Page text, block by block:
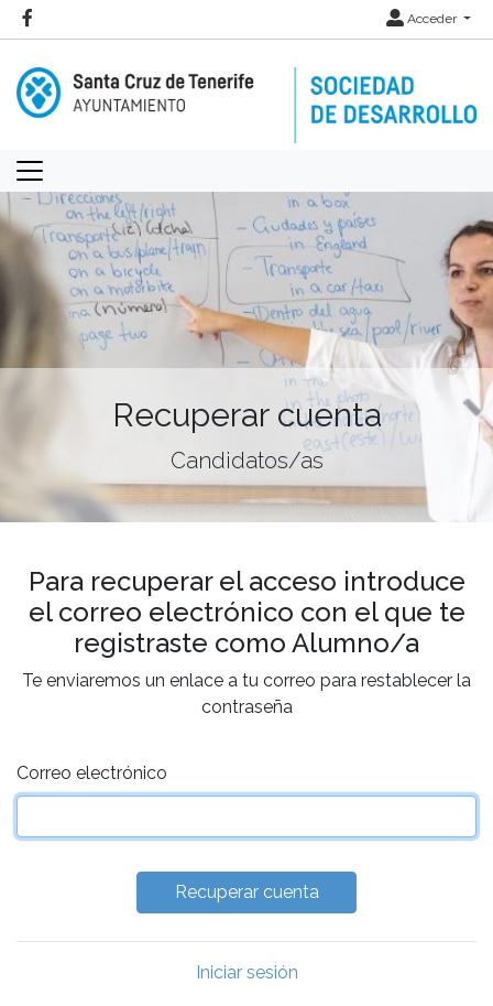
Acceder
Recuperar cuenta
Candidatos/as
Para recuperar el acceso introduce
el correo electrónico con el que te
registraste como Alumno/a
Te enviaremos un enlace a tu correo para restablecer la
contraseña
Correo electrónico
Iniciar sesión